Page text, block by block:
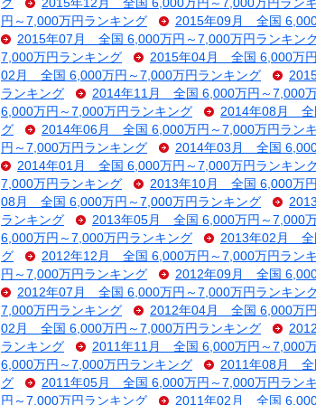
グ 2015年12月 全国 6,000万円～7,000万円ラン
円～7,000万円ランキング
2015年09月 全国
2015年07月 全国 6,000万円～7,000万円ランキン
7,000万円ランキング
2015年04月 全国 6,000万
02月 全国 6,000万円～7,000万円ランキング
ランキング
2014年11月 全国 6,000万円～7,000
6,000万円～7,000万円ランキング
2014年08月 全
グ
2014年06月 全国 6,000万円～7,000万円ラン
円～7,000万円ランキング
2014年03月 全国
2014年01月 全国 6,000万円～7,000万円ランキン
7,000万円ランキング
2013年10月 全国 6,000万
08月 全国 6,000万円～7,000万円ランキング
ランキング
2013年05月 全国 6,000万円～7,000
6,000万円～7,000万円ランキング
2013年02月 全
グ
2012年12月 全国 6,000万円～7,000万円ラン
円～7,000万円ランキング
2012年09月 全国
2012年07月 全国 6,000万円～7,000万円ランキン
7,000万円ランキング
2012年04月 全国 6,000万
02月 全国 6,000万円～7,000万円ランキング
ランキング
2011年11月 全国 6,000万円～7,000
6,000万円～7,000万円ランキング
2011年08月 全
グ
2011年05月 全国 6,000万円～7,000万円ラン
円～7,000万円ランキング
2011年02月 全国